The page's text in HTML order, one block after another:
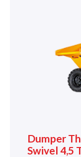
Dumper
Swivel 4,5